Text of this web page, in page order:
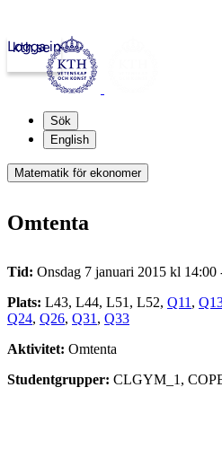
kth.se
Logga in
Sök
English
Matematik för ekonomer
Omtenta
Tid: Onsdag 7 januari 2015 kl 14:00
Plats: L43, L44, L51, L52, Q11 ,
Q24, Q26, Q31 , Q33
Aktivitet: Omtenta
Studentgrupper: CLGYM_1,